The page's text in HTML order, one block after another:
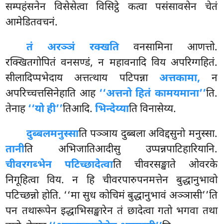
सम्पहंसनेन विसेसेत्वा विसिट्ठे कत्वा पसंसावसेन चेतं
आमेडितवचनं.
तं अरञ्ञं रक्खतिवनसामिना आणत्तो.
रक्खितगोपितं वनसण्डं, न महावनादि विय अपरिग्गहितं.
सीलादिप्पभेदाय अत्तत्थाय पटिपन्ना अत्तकामा, न
अपरिच्चत्तसिनेहाति आह ‘‘अत्तनो हितं कामयमाना’’ति.
तेनाह‘‘यो ही’’तिआदि.भिन्देय्याति विनासेय्य.
दुब्बलमनुस्साति पञ्ञाय दुब्बला अविद्दसुनो मनुस्सा.
तानीति अभिजातिआदीसु उप्पन्नपाटिहारियानि.
चीवरगब्भेन पटिच्छादेत्वाति चीवरसङ्खाते ओवरके
निगूहित्वा विय. न हि चीवरपारुपनमत्तेन बुद्धानुभावो
पटिच्छन्नो होति. ‘‘मा सुध कोचिमं बुद्धानुभावं अञ्ञासी’’ति
पन तथारूपेन इद्धाभिसङ्खारेन तं छादेत्वा गतो भगवा तथा